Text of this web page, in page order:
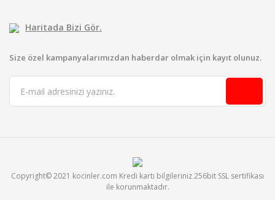
Haritada Bizi Gör.
Size özel kampanyalarımızdan haberdar olmak için kayıt olunuz.
Copyright© 2021 kocinler.com Kredi kartı bilgileriniz 256bit SSL sertifikası
ile korunmaktadır.